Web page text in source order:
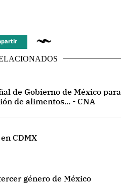
de Gobierno de México para
de alimentos... - CNA
CDMX
género de México